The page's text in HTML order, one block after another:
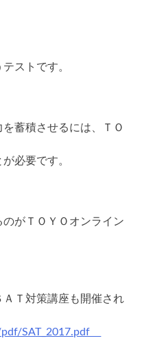
ストです。
蓄積させるには、ＴＯ
必要です。
がＴＯＹＯオンライン
Ｔ対策講座も開催され
SAT_2017.pdf